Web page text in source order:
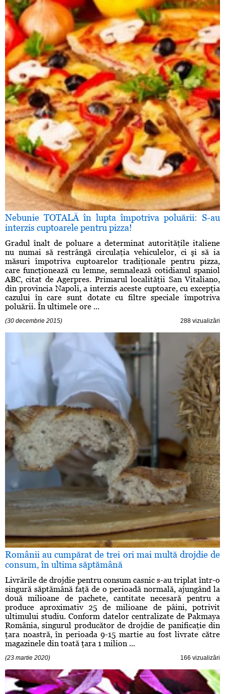
Nebunie TOTALĂ în lupta împotriva poluării: S-au
interzis cuptoarele pentru pizza!
Gradul înalt de poluare a determinat autorităţile italiene
nu numai să restrângă circulaţia vehiculelor, ci şi să ia
măsuri împotriva cuptoarelor tradiţionale pentru pizza,
care funcţionează cu lemne, semnalează cotidianul spaniol
ABC, citat de Agerpres. Primarul localităţii San Vitaliano,
din provincia Napoli, a interzis aceste cuptoare, cu excepţia
cazului în care sunt dotate cu filtre speciale împotriva
poluării. În ultimele ore ...
(30 decembrie 2015) 288 vizualizări
Românii au cumpărat de trei ori mai multă drojdie de
consum, în ultima săptămână
Livrările de drojdie pentru consum casnic s-au triplat într-o
singură săptămână faţă de o perioadă normală, ajungând la
două milioane de pachete, cantitate necesară pentru a
produce aproximativ 25 de milioane de pâini, potrivit
ultimului studiu. Conform datelor centralizate de Pakmaya
România, singurul producător de drojdie de panificaţie din
ţara noastră, în perioada 9-15 martie au fost livrate către
magazinele din toată ţara 1 milion ...
(23 martie 2020) 166 vizualizări